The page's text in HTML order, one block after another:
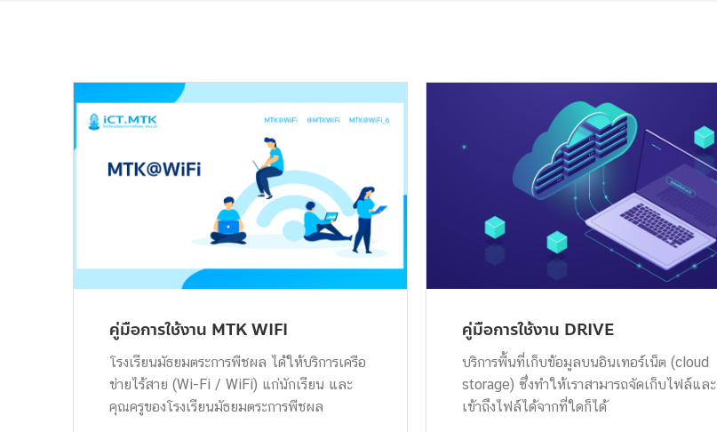
คู่มือการใช้งาน MTK WIFI
โรงเรียนมัธยมตระการพืชผล ได้ให้บริการเครือ
ข่ายไร้สาย (Wi-Fi / WiFi) แก่นักเรียน และ
คุณครูของโรงเรียนมัธยมตระการพืชผล
คู่มือการใช้งาน DRIVE
บริการพื้นที่เก็บข้อมูลบนอินเทอร์เน็ต (cloud
storage) ซึ่งทำให้เราสามารถจัดเก็บไฟล์และ
เข้าถึงไฟล์ได้จากที่ใดก็ได้